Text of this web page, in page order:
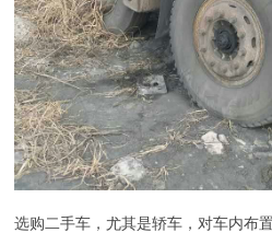
选购二手车，尤其是轿车，对车内布